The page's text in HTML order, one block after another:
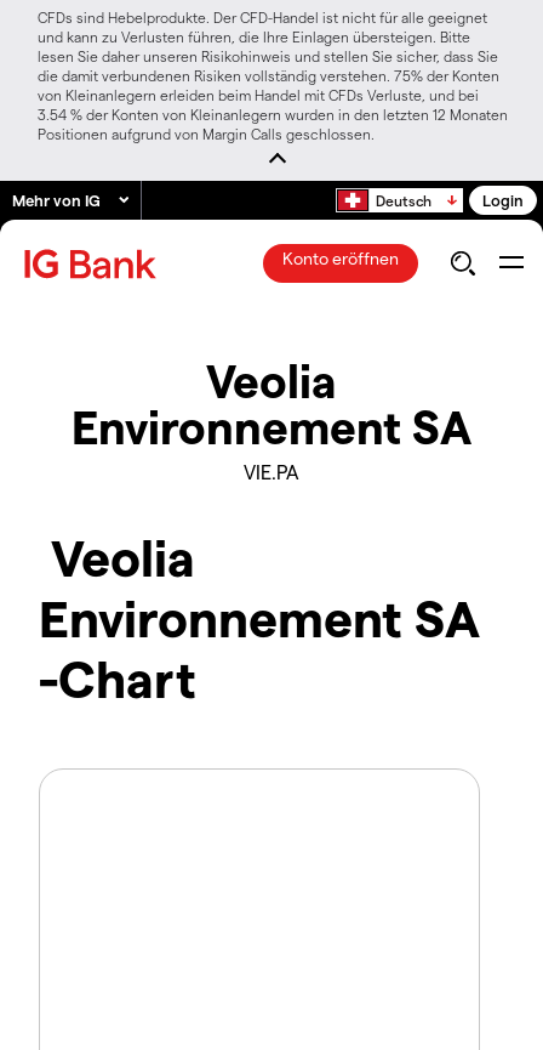
CFDs sind Hebelprodukte. Der CFD-Handel ist nicht für alle geeignet
und kann zu Verlusten führen, die Ihre Einlagen übersteigen. Bitte
lesen Sie daher unseren Risikohinweis und stellen Sie sicher, dass Sie
die damit verbundenen Risiken vollständig verstehen. 75% der Konten
von Kleinanlegern erleiden beim Handel mit CFDs Verluste, und bei
3.54 % der Konten von Kleinanlegern wurden in den letzten 12 Monaten
Positionen aufgrund von Margin Calls geschlossen.
Mehr von IG Deutsch Login
Konto eröffnen
Veolia
Environnement SA
VIE.PA
Veolia
Environnement SA
-Chart